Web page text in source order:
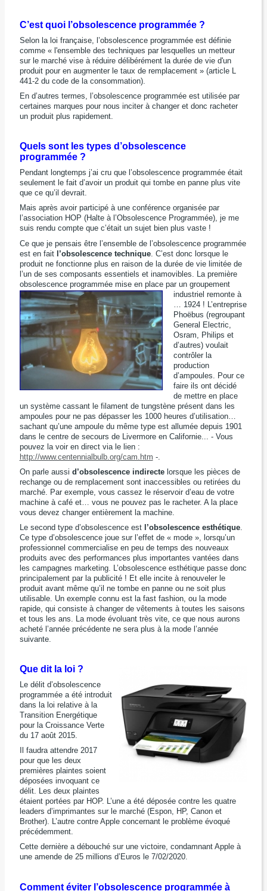
C’est quoi l’obsolescence programmée ?
Selon la loi française, l’obsolescence programmée est définie
comme « l'ensemble des techniques par lesquelles un metteur
sur le marché vise à réduire délibérément la durée de vie d'un
produit pour en augmenter le taux de remplacement » (article L
441-2 du code de la consommation).
En d’autres termes, l’obsolescence programmée est utilisée par
certaines marques pour nous inciter à changer et donc racheter
un produit plus rapidement.
Quels sont les types d’obsolescence
programmée ?
Pendant longtemps j’ai cru que l’obsolescence programmée était
seulement le fait d’avoir un produitqui tombe en panne plus vite
que ce qu’il devrait.
Mais après avoir participé à une conférence organisée par
l’association HOP (Halte à l’Obsolescence Programmée), je me
suis rendu compte que c’était un sujet bien plus vaste !
Ce que je pensais être l’ensemble de l’obsolescence programmée
est en fait l’obsolescence technique. C’est donc lorsque le
produit ne fonctionne plus en raison de la durée de vie limitée de
l’un de ses composants essentiels et inamovibles. La première
obsolescence programmée mise en place par un groupement
industriel remonte à
… 1924 ! L’entreprise
Phoëbus (regroupant
General Electric,
Osram, Philips et
d’autres) voulait
contrôler la
production
d’ampoules. Pour ce
faire ils ont décidé
de mettre en place
un système cassant le filament de tungstène présent dans les
ampoules pour ne pas dépasser les 1000 heures d’utilisation…
sachant qu’une ampoule du même type est allumée depuis 1901
dans le centre de secours de Livermore en Californie... - Vous
pouvez la voir en direct via le lien :
http://www.centennialbulb.org/cam.htm -.
On parle aussi d’obsolescence indirectelorsque les pièces de
rechange ou de remplacement sont inaccessibles ou retirées du
marché. Par exemple, vous cassez le réservoir d’eau de votre
machine à café et… vous ne pouvez pas le racheter. A la place
vous devez changer entièrement la machine.
Le second type d’obsolescence est l’obsolescence esthétique.
Ce type d’obsolescence joue sur l’effet de « mode », lorsqu’un
professionnel commercialise en peu de temps des nouveaux
produits avec des performances plus importantes vantées dans
les campagnes marketing. L’obsolescence esthétique passe donc
principalement par la publicité ! Et elle incite à renouveler le
produit avant même qu’il ne tombe en panne ou ne soit plus
utilisable. Un exemple connu est la fast fashion, ou la mode
rapide, qui consiste à changer de vêtements à toutes les saisons
et tous les ans. La mode évoluant très vite, ce que nous aurons
acheté l’année précédente ne sera plus à la mode l’année
suivante.
Que dit la loi ?
Le délit d’obsolescence
programmée a été introduit
dans la loi relative à la
Transition Energétique
pour la Croissance Verte
du 17 août 2015.
Il faudra attendre 2017
pour que les deux
premières plaintes soient
déposées invoquant ce
délit. Les deux plaintes
étaient portées par HOP. L’une a été déposée contre les quatre
leaders d’imprimantes sur le marché (Espon, HP, Canon et
Brother). L’autre contre Apple concernant le problème évoqué
précédemment.
Cette dernière a débouché sur une victoire, condamnant Apple à
une amende de 25 millions d’Euros le 7/02/2020.
Comment éviter l’obsolescence programmée à